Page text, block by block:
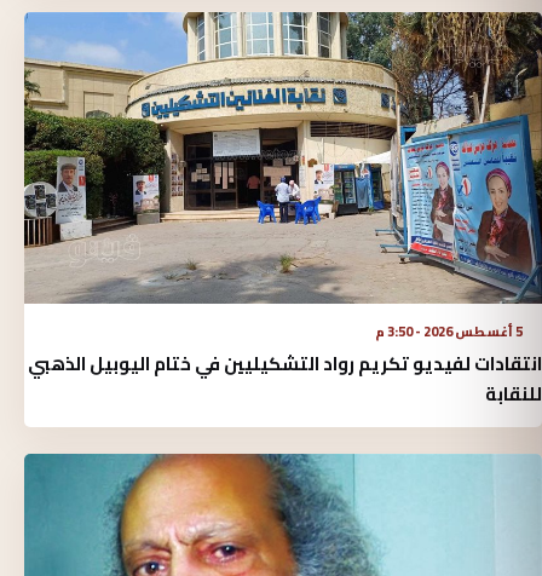
5 أغسطس 2026 - 3:50 م
انتقادات لفيديو تكريم رواد التشكيليين في ختام اليوبيل الذهبي
للنقابة